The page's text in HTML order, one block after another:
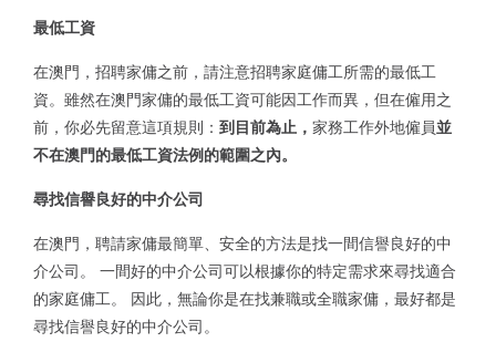
最低工資
在澳門，招聘家傭之前，請注意招聘家庭傭工所需的最低工
資。雖然在澳門家傭的最低工資可能因工作而異，但在僱用之
前，你必先留意這項規則： 到 目前為止， 家務工作外地僱員並
不在澳門的最低工資法例的範圍之內。
尋找信譽良好的中介公司
在澳門，聘請家傭最簡單、安全的方法是找一間信譽良好的中
介公司。 一間好的中介公司可以根據你的特定需求來尋找適合
的家庭傭工。 因此，無論你是在找兼職或全職家傭，最好都是
尋找信譽良好的中介公司。